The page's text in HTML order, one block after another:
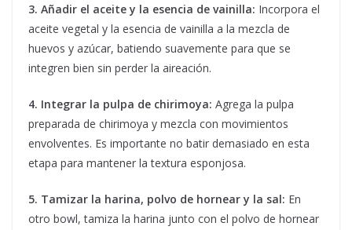
3. Añadir el aceite y la esencia de vainilla: Incorpora el
aceite vegetal y la esencia de vainilla a la mezcla de
huevos y azúcar, batiendo suavemente para que se
integren bien sin perder la aireación.
4. Integrar la pulpa de chirimoya: Agrega la pulpa
preparada de chirimoya y mezcla con movimientos
envolventes. Es importante no batir demasiado en esta
etapa para mantener la textura esponjosa.
5. Tamizar la harina, polvo de hornear y la sal: En
otro bowl, tamiza la harina junto con el polvo de hornear